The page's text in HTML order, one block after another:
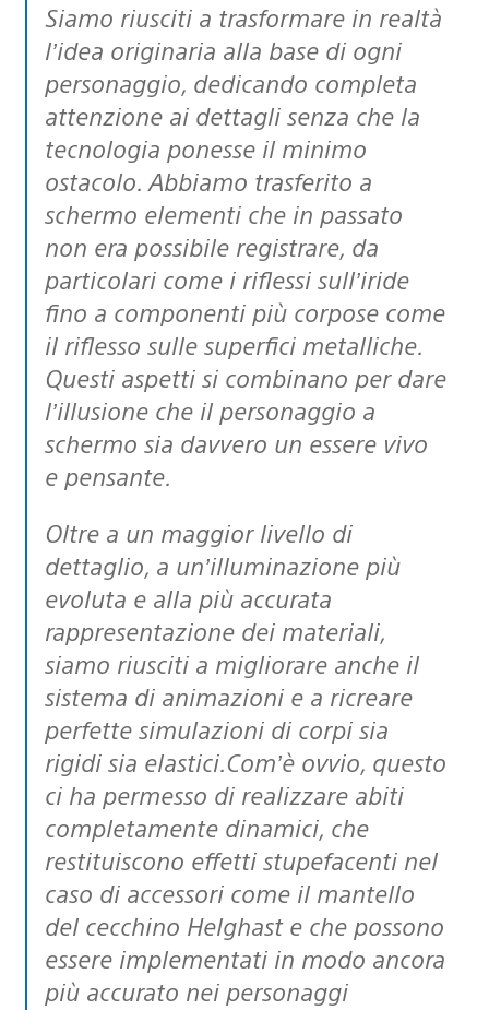
Siamo riusciti a trasformare in realtà
l’idea originaria alla base di ogni
personaggio, dedicando completa
attenzione ai dettagli senza che la
tecnologia ponesse il minimo
ostacolo. Abbiamo trasferito a
schermo elementi che in passato
non era possibile registrare, da
particolari come i riflessi sull’iride
fino a componenti più corpose come
il riflesso sulle superfici metalliche.
Questi aspetti si combinano per dare
l’illusione che il personaggio a
schermo sia davvero un essere vivo
e pensante.
Oltre a un maggior livello di
dettaglio, a un’illuminazione più
evoluta e alla più accurata
rappresentazione dei materiali,
siamo riusciti a migliorare anche il
sistema di animazioni e a ricreare
perfette simulazioni di corpi sia
rigidi sia elastici.Com’è ovvio, questo
ci ha permesso di realizzare abiti
completamente dinamici, che
restituiscono effetti stupefacenti nel
caso di accessori come il mantello
del cecchino Helghast e che possono
essere implementati in modo ancora
più accurato nei personaggi